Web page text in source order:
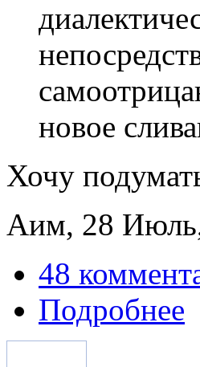
новое
Хочу
Аим, 28
48
Подробнее